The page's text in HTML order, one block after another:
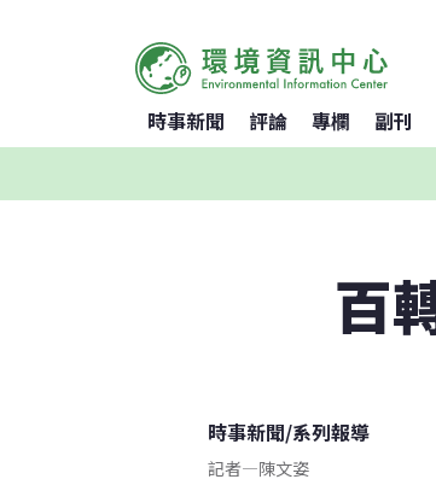
時事新聞 評論 專欄 副刊
百
時事新聞/系列報導
記者—陳文姿